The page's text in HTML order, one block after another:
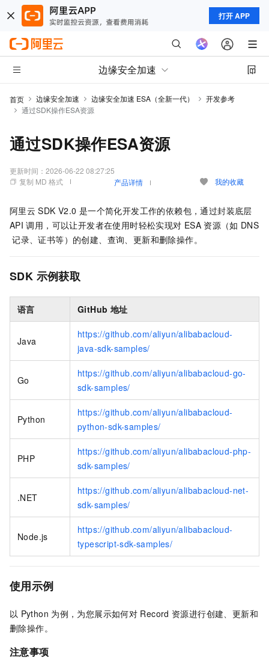
打开 APP
边缘安全加速
首页 边缘安全加速 边缘安全加速 ESA（全新一代）
开发参考
通过SDK操作ESA资源
通过SDK操作ESA资源
更新时间： 2026-06-22 08:27:25
复制 MD 格式
产品详情 我的收藏
阿里云 SDK V2.0 是一个简化开发工作的依赖包，通过封装底层
API 调用，可以让开发者在使用时轻松实现对 ESA 资源（如 DNS
记录、证书等）的创建、查询、更新和删除操作。
SDK 示例获取
语言 GitHub 地址
Java
https://github.com/aliyun/alibabacloud-
java-sdk-samples/
Go
https://github.com/aliyun/alibabacloud-go-
sdk-samples/
Python
https://github.com/aliyun/alibabacloud-
python-sdk-samples/
PHP
https://github.com/aliyun/alibabacloud-php-
sdk-samples/
.NET
https://github.com/aliyun/alibabacloud-net-
sdk-samples/
Node.js
https://github.com/aliyun/alibabacloud-
typescript-sdk-samples/
使用示例
以 Python 为例，为您展示如何对 Record 资源进行创建、更新和
删除操作。
注意事项